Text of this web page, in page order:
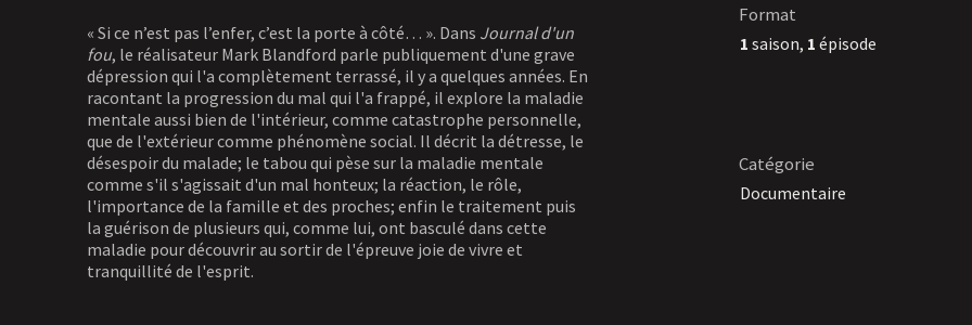
« Si ce n’est pas l’enfer, c’est la porte à côté… ». Dans Journal d'un
fou, le réalisateur Mark Blandford parle publiquement d'une grave
dépression qui l'a complètement terrassé, il y a quelques années. En
racontant la progression du mal qui l'a frappé, il explore la maladie
mentale aussi bien de l'intérieur, comme catastrophe personnelle,
que de l'extérieur comme phénomène social. Il décrit la détresse, le
désespoir du malade; le tabou qui pèse sur la maladie mentale
comme s'il s'agissait d'un mal honteux; la réaction, le rôle,
l'importance de la famille et des proches; enfin le traitement puis
la guérison de plusieurs qui, comme lui, ont basculé dans cette
maladie pour découvrir au sortir de l'épreuve joie de vivre et
tranquillité de l'esprit.
Format
1 saison, 1 épisode
Catégorie
Documentaire